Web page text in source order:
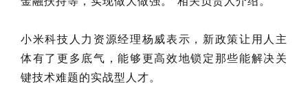
小米科技人力资源经理杨威表示，新政策让用人主
体有了更多底气，能够更高效地锁定那些能解决关
键技术难题的实战型人才。